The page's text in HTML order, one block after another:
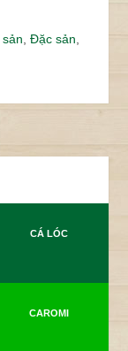
,Đặc sản,
CÁ LÓC
CAROMI